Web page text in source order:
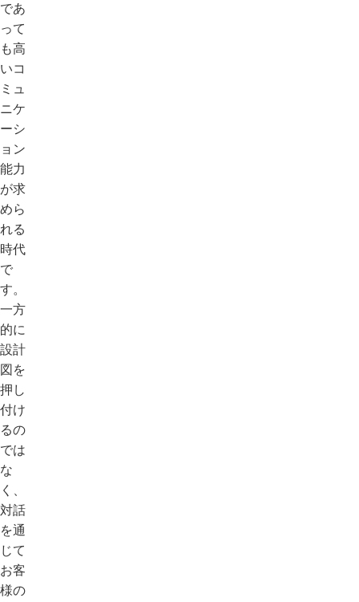
であ
って
も高
いコ
ミュ
ニケ
ーシ
ョン
能力
が求
めら
れる
時代
で
す。
一方
的に
設計
図を
押し
付け
るの
では
な
く、
対話
を通
じて
お客
様の